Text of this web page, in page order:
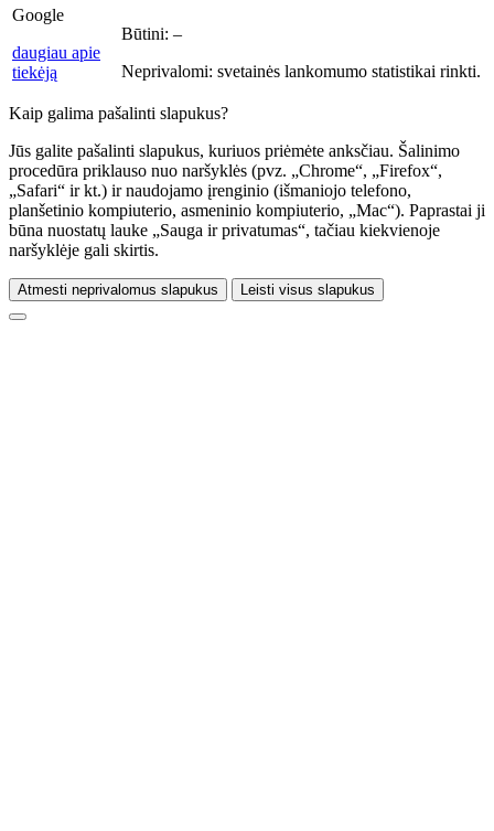
Google
daugiau apie
tiekėją
Būtini: –
Neprivalomi: svetainės lankomumo statistikai rinkti.
Kaip galima pašalinti slapukus?
Jūs galite pašalinti slapukus, kuriuos priėmėte anksčiau. Šalinimo
procedūra priklauso nuo naršyklės (pvz. „Chrome“, „Firefox“,
„Safari“ ir kt.) ir naudojamo įrenginio (išmaniojo telefono,
planšetinio kompiuterio, asmeninio kompiuterio, „Mac“). Paprastai ji
būna nuostatų lauke „Sauga ir privatumas“, tačiau kiekvienoje
naršyklėje gali skirtis.
Atmesti neprivalomus slapukus Leisti visus slapukus